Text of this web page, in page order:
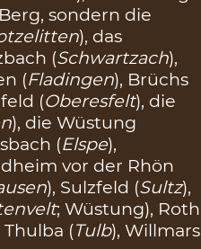
sondern die
), das
(Schwartzach),
(Fladingen), Brüchs
(Oberesfelt), die
), die Wüstung
(Elspe),
vor der Rhön
), Sulzfeld (Sultz),
; Wüstung), Roth
Thulba (Tulb), Willmars